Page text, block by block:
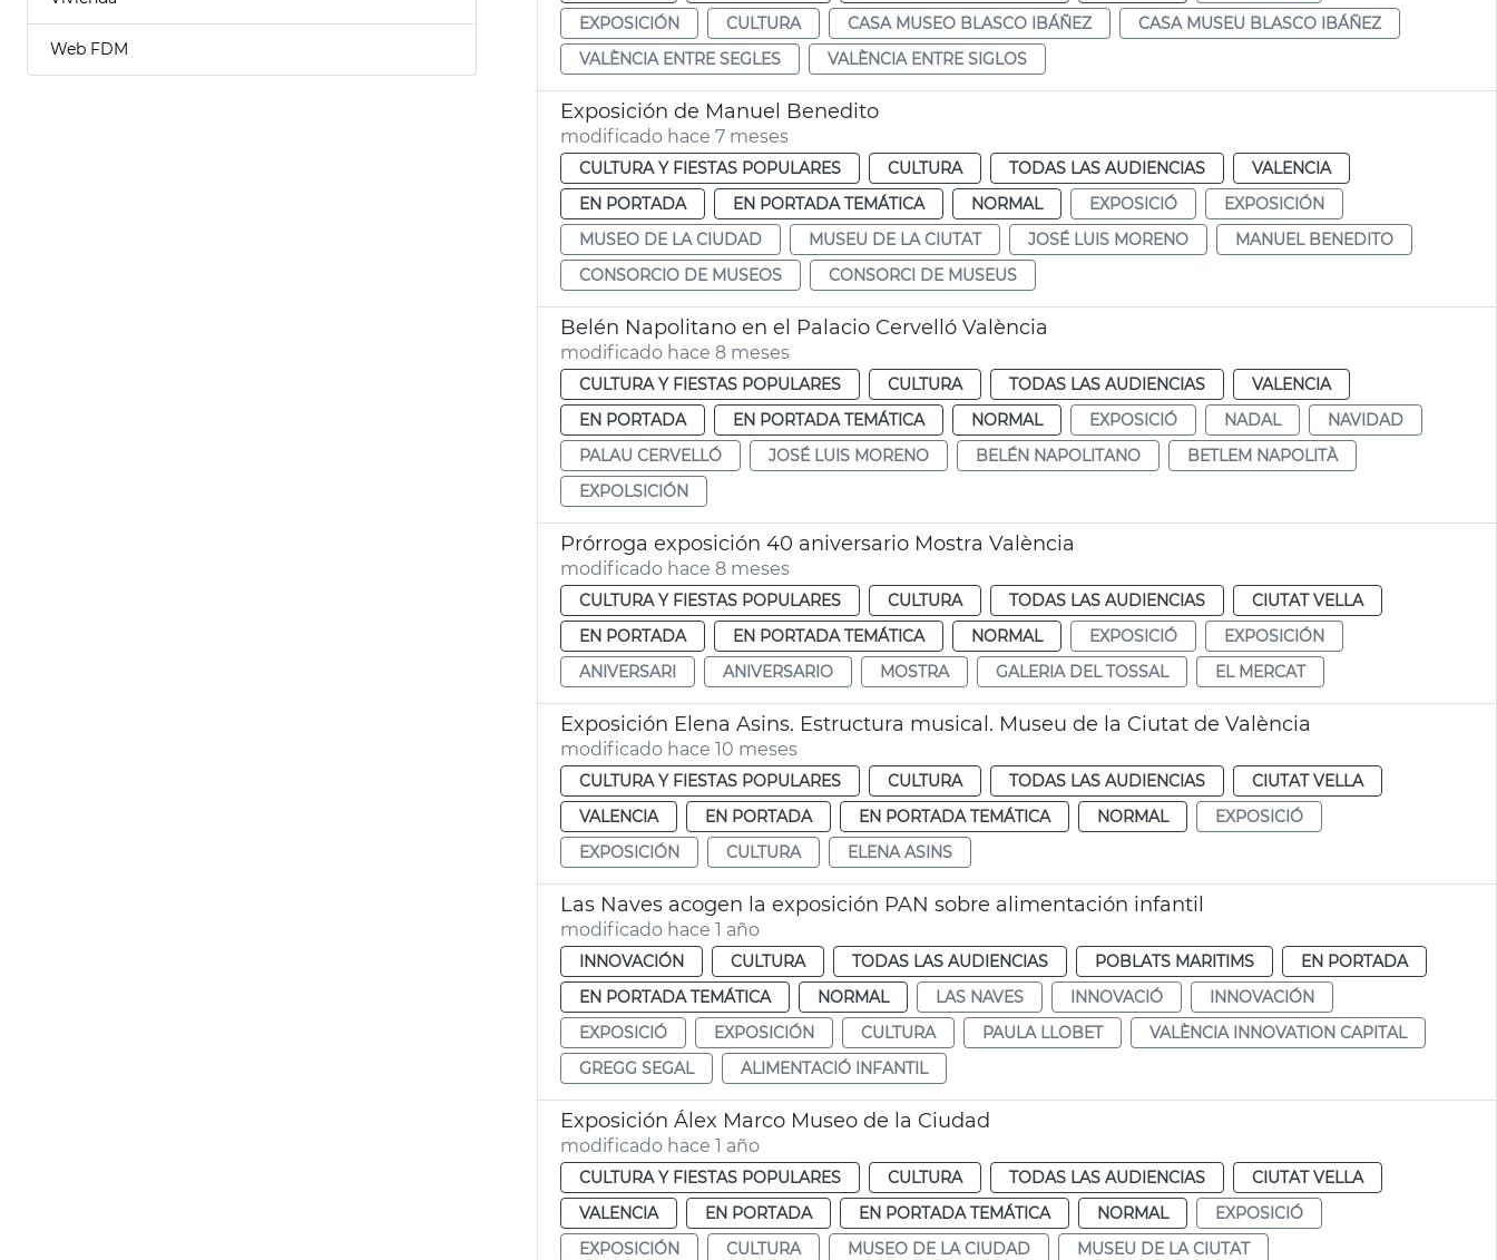
Web FDM
EXPOSICIÓN
CULTURA CASA MUSEO BLASCO IBÁÑEZ
CASA MUSEU BLASCO IBÁÑEZ
VALÈNCIA ENTRE SEGLES
VALÈNCIA ENTRE SIGLOS
Exposición de Manuel Benedito
modificado hace 7 meses
CULTURA Y FIESTAS POPULARES CULTURA TODAS LAS AUDIENCIAS
VALENCIA
EN PORTADA
EN PORTADA TEMÁTICA NORMAL EXPOSICIÓ
EXPOSICIÓN
MUSEO DE LA CIUDAD
MUSEU DE LA CIUTAT JOSÉ LUIS MORENO
MANUEL BENEDITO
CONSORCIO DE MUSEOS
CONSORCI DE MUSEUS
Belén Napolitano en el Palacio Cervelló València
modificado hace 8 meses
CULTURA Y FIESTAS POPULARES CULTURA TODAS LAS AUDIENCIAS
VALENCIA
EN PORTADA
EN PORTADA TEMÁTICA NORMAL EXPOSICIÓ NADAL
NAVIDAD
PALAU CERVELLÓ
JOSÉ LUIS MORENO BELÉN NAPOLITANO
BETLEM NAPOLITÀ
EXPOLSICIÓN
Prórroga exposición 40 aniversario Mostra València
modificado hace 8 meses
CULTURA Y FIESTAS POPULARES CULTURA TODAS LAS AUDIENCIAS
CIUTAT VELLA
EN PORTADA
EN PORTADA TEMÁTICA NORMAL EXPOSICIÓ
EXPOSICIÓN
ANIVERSARI
ANIVERSARIO MOSTRA GALERIA DEL TOSSAL EL MERCAT
Exposición Elena Asins. Estructura musical. Museu de la Ciutat de València
modificado hace 10 meses
CULTURA Y FIESTAS POPULARES CULTURA TODAS LAS AUDIENCIAS
CIUTAT VELLA
VALENCIA
EN PORTADA EN PORTADA TEMÁTICA NORMAL
EXPOSICIÓ
EXPOSICIÓN
CULTURA ELENA ASINS
Las Naves acogen la exposición PAN sobre alimentación infantil
modificado hace 1 año
INNOVACIÓN CULTURA TODAS LAS AUDIENCIAS POBLATS MARITIMS
EN PORTADA
EN PORTADA TEMÁTICA
NORMAL LAS NAVES INNOVACIÓ
INNOVACIÓN
EXPOSICIÓ
EXPOSICIÓN CULTURA PAULA LLOBET
VALÈNCIA INNOVATION CAPITAL
GREGG SEGAL
ALIMENTACIÓ INFANTIL
Exposición Álex Marco Museo de la Ciudad
modificado hace 1 año
CULTURA Y FIESTAS POPULARES CULTURA TODAS LAS AUDIENCIAS
CIUTAT VELLA
VALENCIA
EN PORTADA EN PORTADA TEMÁTICA NORMAL
EXPOSICIÓ
EXPOSICIÓN
CULTURA MUSEO DE LA CIUDAD
MUSEU DE LA CIUTAT